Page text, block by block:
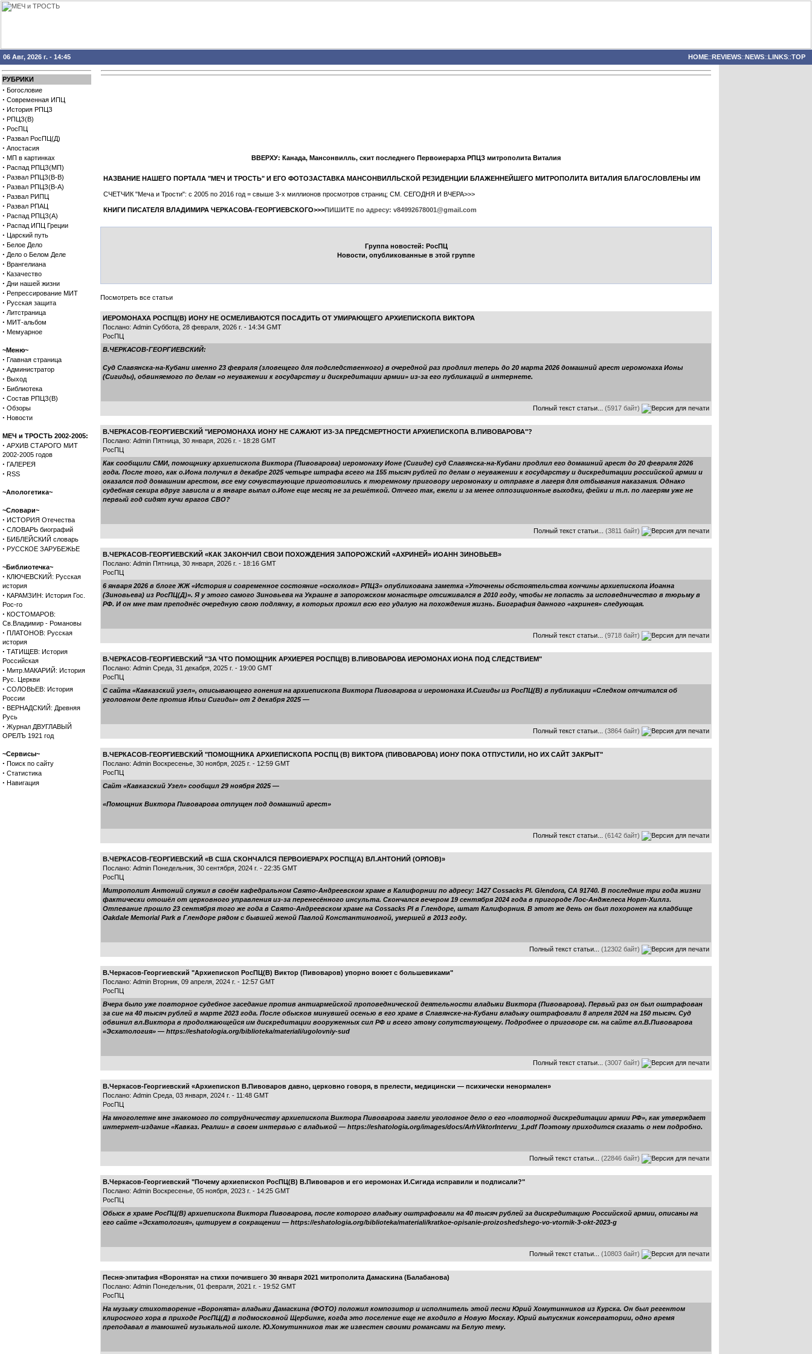
06 Авг, 2026 г. - 14:45 HOME::REVIEWS::NEWS::LINKS::TOP
РУБРИКИ
· Богословие
· Современная ИПЦ
· История РПЦЗ
· РПЦЗ(В)
· РосПЦ
· Развал РосПЦ(Д)
· Апостасия
· МП в картинках
· Распад РПЦЗ(МП)
· Развал РПЦЗ(В-В)
· Развал РПЦЗ(В-А)
· Развал РИПЦ
· Развал РПАЦ
· Распад РПЦЗ(А)
· Распад ИПЦ Греции
· Царский путь
· Белое Дело
· Дело о Белом Деле
· Врангелиана
· Казачество
· Дни нашей жизни
· Репрессирование МИТ
· Русская защита
· Литстраница
· МИТ-альбом
· Мемуарное
~Меню~
· Главная страница
· Администратор
· Выход
· Библиотека
· Состав РПЦЗ(В)
· Обзоры
· Новости
МЕЧ и ТРОСТЬ 2002-2005:
· АРХИВ СТАРОГО МИТ
2002-2005 годов
· ГАЛЕРЕЯ
· RSS
~Апологетика~
~Словари~
· ИСТОРИЯ Отечества
· СЛОВАРЬ биографий
· БИБЛЕЙСКИЙ словарь
· РУССКОЕ ЗАРУБЕЖЬЕ
~Библиотечка~
· КЛЮЧЕВСКИЙ: Русская
история
· КАРАМЗИН: История Гос.
Рос-го
· КОСТОМАРОВ:
Св.Владимир - Романовы
· ПЛАТОНОВ: Русская
история
· ТАТИЩЕВ: История
Российская
· Митр.МАКАРИЙ: История
Рус. Церкви
· СОЛОВЬЕВ: История
России
· ВЕРНАДСКИЙ: Древняя
Русь
· Журнал ДВУГЛАВЫЙ
ОРЕЛЪ 1921 год
~Сервисы~
· Поиск по сайту
· Статистика
· Навигация
ВВЕРХУ: Канада, Мансонвилль, скит последнего Первоиерарха РПЦЗ митрополита Виталия
НАЗВАНИЕ НАШЕГО ПОРТАЛА "МЕЧ И ТРОСТЬ" И ЕГО ФОТОЗАСТАВКА МАНСОНВИЛЛЬСКОЙ РЕЗИДЕНЦИИ БЛАЖЕННЕЙШЕГО МИТРОПОЛИТА ВИТАЛИЯ БЛАГОСЛОВЛЕНЫ ИМ
СЧЕТЧИК "Меча и Трости": с 2005 по 2016 год = свыше 3-х миллионов просмотров страниц; СМ. СЕГОДНЯ И ВЧЕРА>>>
КНИГИ ПИСАТЕЛЯ ВЛАДИМИРА ЧЕРКАСОВА-ГЕОРГИЕВСКОГО>>>ПИШИТЕ по адресу: v84992678001@gmail.com
Группа новостей: РосПЦ
Новости, опубликованные в этой группе
Посмотреть все статьи
ИЕРОМОНАХА РОСПЦ(В) ИОНУ НЕ ОСМЕЛИВАЮТСЯ ПОСАДИТЬ ОТ УМИРАЮЩЕГО АРХИЕПИСКОПА ВИКТОРА
Послано: Admin Суббота, 28 февраля, 2026 г. - 14:34 GMT
РосПЦ
В.ЧЕРКАСОВ-ГЕОРГИЕВСКИЙ:
Суд Славянска-на-Кубани именно 23 февраля (зловещего для подследственного) в очередной раз продлил теперь до 20 марта 2026 домашний арест иеромонаха Ионы
(Сигиды), обвиняемого по делам «о неуважении к государству и дискредитации армии» из-за его публикаций в интернете.
Полный текст статьи... (5917 байт)
В.ЧЕРКАСОВ-ГЕОРГИЕВСКИЙ "ИЕРОМОНАХА ИОНУ НЕ САЖАЮТ ИЗ-ЗА ПРЕДСМЕРТНОСТИ АРХИЕПИСКОПА В.ПИВОВАРОВА"?
Послано: Admin Пятница, 30 января, 2026 г. - 18:28 GMT
РосПЦ
Как сообщили СМИ, помощнику архиепископа Виктора (Пивоварова) иеромонаху Ионе (Сигиде) суд Славянска-на-Кубани продлил его домашний арест до 20 февраля 2026
года. После того, как о.Иона получил в декабре 2025 четыре штрафа всего на 155 тысяч рублей по делам о неуважении к государству и дискредитации российской армии и
оказался под домашним арестом, все ему сочувствующие приготовились к тюремному приговору иеромонаху и отправке в лагеря для отбывания наказания. Однако
судебная секира вдруг зависла и в январе выпал о.Ионе еще месяц не за решёткой. Отчего так, ежели и за менее оппозиционные выходки, фейки и т.п. по лагерям уже не
первый год сидят кучи врагов СВО?
Полный текст статьи... (3811 байт)
В.ЧЕРКАСОВ-ГЕОРГИЕВСКИЙ «КАК ЗАКОНЧИЛ СВОИ ПОХОЖДЕНИЯ ЗАПОРОЖСКИЙ «АХРИНЕЙ» ИОАНН ЗИНОВЬЕВ»
Послано: Admin Пятница, 30 января, 2026 г. - 18:16 GMT
РосПЦ
6 января 2026 в блоге ЖЖ «История и современное состояние «осколков» РПЦЗ» опубликована заметка «Уточнены обстоятельства кончины архиепископа Иоанна
(Зиновьева) из РосПЦ(Д)». Я у этого самого Зиновьева на Украине в запорожском монастыре отсиживался в 2010 году, чтобы не попасть за исповедничество в тюрьму в
РФ. И он мне там преподнёс очередную свою подлянку, в которых прожил всю его удалую на похождения жизнь. Биография данного «ахринея» следующая.
Полный текст статьи... (9718 байт)
В.ЧЕРКАСОВ-ГЕОРГИЕВСКИЙ "ЗА ЧТО ПОМОЩНИК АРХИЕРЕЯ РОСПЦ(В) В.ПИВОВАРОВА ИЕРОМОНАХ ИОНА ПОД СЛЕДСТВИЕМ"
Послано: Admin Среда, 31 декабря, 2025 г. - 19:00 GMT
РосПЦ
С сайта «Кавказский узел», описывающего гонения на архиепископа Виктора Пивоварова и иеромонаха И.Сигиды из РосПЦ(В) в публикации «Следком отчитался об
уголовном деле против Ильи Сигиды» от 2 декабря 2025 —
Полный текст статьи... (3864 байт)
В.ЧЕРКАСОВ-ГЕОРГИЕВСКИЙ "ПОМОЩНИКА АРХИЕПИСКОПА РОСПЦ (В) ВИКТОРА (ПИВОВАРОВА) ИОНУ ПОКА ОТПУСТИЛИ, НО ИХ САЙТ ЗАКРЫТ"
Послано: Admin Воскресенье, 30 ноября, 2025 г. - 12:59 GMT
РосПЦ
Сайт «Кавказский Узел» сообщил 29 ноября 2025 —
«Помощник Виктора Пивоварова отпущен под домашний арест»
Полный текст статьи... (6142 байт)
В.ЧЕРКАСОВ-ГЕОРГИЕВСКИЙ «В США СКОНЧАЛСЯ ПЕРВОИЕРАРХ РОСПЦ(А) ВЛ.АНТОНИЙ (ОРЛОВ)»
Послано: Admin Понедельник, 30 сентября, 2024 г. - 22:35 GMT
РосПЦ
Митрополит Антоний служил в своём кафедральном Свято-Андреевском храме в Калифорнии по адресу: 1427 Cossacks Pl. Glendora, CA 91740. В последние три года жизни
фактически отошёл от церковного управления из-за перенесённого инсульта. Скончался вечером 19 сентября 2024 года в пригороде Лос-Анджелеса Норт-Хиллз.
Отпевание прошло 23 сентября того же года в Свято-Андреевском храме на Cossacks Pl в Глендоре, штат Калифорния. В этот же день он был похоронен на кладбище
Oakdale Memorial Park в Глендоре рядом с бывшей женой Павлой Константиновной, умершей в 2013 году.
Полный текст статьи... (12302 байт)
В.Черкасов-Георгиевский "Архиепископ РосПЦ(В) Виктор (Пивоваров) упорно воюет с большевиками"
Послано: Admin Вторник, 09 апреля, 2024 г. - 12:57 GMT
РосПЦ
Вчера было уже повторное судебное заседание против антиармейской проповеднической деятельности владыки Виктора (Пивоварова). Первый раз он был оштрафован
за сие на 40 тысяч рублей в марте 2023 года. После обысков минувшей осенью в его храме в Славянске-на-Кубани владыку оштрафовали 8 апреля 2024 на 150 тысяч. Суд
обвинил вл.Виктора в продолжающейся им дискредитации вооруженных сил РФ и всего этому сопутствующему. Подробнее о приговоре см. на сайте вл.В.Пивоварова
«Эсхатология» — https://eshatologia.org/biblioteka/materiali/ugolovniy-sud
Полный текст статьи... (3007 байт)
В.Черкасов-Георгиевский «Архиепископ В.Пивоваров давно, церковно говоря, в прелести, медицински — психически ненормален»
Послано: Admin Среда, 03 января, 2024 г. - 11:48 GMT
РосПЦ
На многолетне мне знакомого по сотрудничеству архиепископа Виктора Пивоварова завели уголовное дело о его «повторной дискредитации армии РФ», как утверждает
интернет-издание «Кавказ. Реалии» в своем интервью с владыкой — https://eshatologia.org/images/docs/ArhViktorIntervu_1.pdf Поэтому приходится сказать о нем подробно.
Полный текст статьи... (22846 байт)
В.Черкасов-Георгиевский "Почему архиепископ РосПЦ(В) В.Пивоваров и его иеромонах И.Сигида исправили и подписали?"
Послано: Admin Воскресенье, 05 ноября, 2023 г. - 14:25 GMT
РосПЦ
Обыск в храме РосПЦ(В) архиепископа Виктора Пивоварова, после которого владыку оштрафовали на 40 тысяч рублей за дискредитацию Российской армии, описаны на
его сайте «Эсхатология», цитируем в сокращении — https://eshatologia.org/biblioteka/materiali/kratkoe-opisanie-proizoshedshego-vo-vtornik-3-okt-2023-g
Полный текст статьи... (10803 байт)
Песня-эпитафия «Воронята» на стихи почившего 30 января 2021 митрополита Дамаскина (Балабанова)
Послано: Admin Понедельник, 01 февраля, 2021 г. - 19:52 GMT
РосПЦ
На музыку стихотворение «Воронята» владыки Дамаскина (ФОТО) положил композитор и исполнитель этой песни Юрий Хомутинников из Курска. Он был регентом
клиросного хора в приходе РосПЦ(Д) в подмосковной Щербинке, когда это поселение еще не входило в Новую Москву. Юрий выпускник консерватории, одно время
преподавал в тамошней музыкальной школе. Ю.Хомутинников так же известен своими романсами на Белую тему.